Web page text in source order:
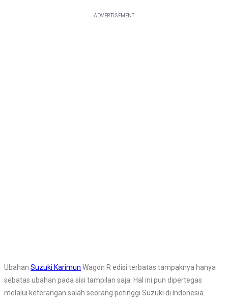
Ubahan Suzuki Karimun Wagon R edisi terbatas tampaknya hanya
sebatas ubahan pada sisi tampilan saja. Hal ini pun dipertegas
melalui keterangan salah seorang petinggi Suzuki di Indonesia.